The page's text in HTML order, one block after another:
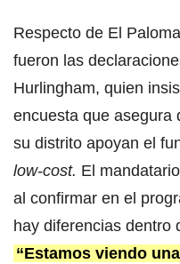
Respecto de El
fueron las
Hurlingham, quien
encuesta que asegura
su distrito apoyan el
low-cost. El
al confirmar en el
hay diferencias dentro
“Estamos viendo